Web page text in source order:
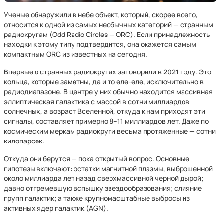
Ученые обнаружили в небе объект, который, скорее всего,
относится к одной из самых необычных категорий — странным
радиокругам (Odd Radio Circles — ORC). Если принадлежность
находки к этому типу подтвердится, она окажется самым
компактным ORC из известных на сегодня.
Впервые о странных радиокругах заговорили в 2021 году. Это
кольца, которые заметны, да и то еле-еле, исключительно в
радиодиапазоне. В центре у них обычно находится массивная
эллиптическая галактика с массой в сотни миллиардов
солнечных, а возраст Вселенной, откуда к нам приходят эти
сигналы, составляет примерно 8–11 миллиардов лет. Даже по
космическим меркам радиокруги весьма протяженные — сотни
килопарсек.
Откуда они берутся — пока открытый вопрос. Основные
гипотезы включают: остатки магнитной плазмы, выброшенной
около миллиарда лет назад сверхмассивной черной дырой;
давно отгремевшую вспышку звездообразования; слияние
групп галактик; а также крупномасштабные выбросы из
активных ядер галактик (AGN).